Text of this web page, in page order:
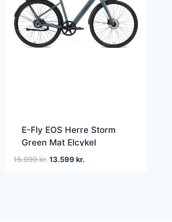
E-Fly EOS Herre Storm
Green Mat Elcykel
15.999kr. Den
13.599 kr.Den